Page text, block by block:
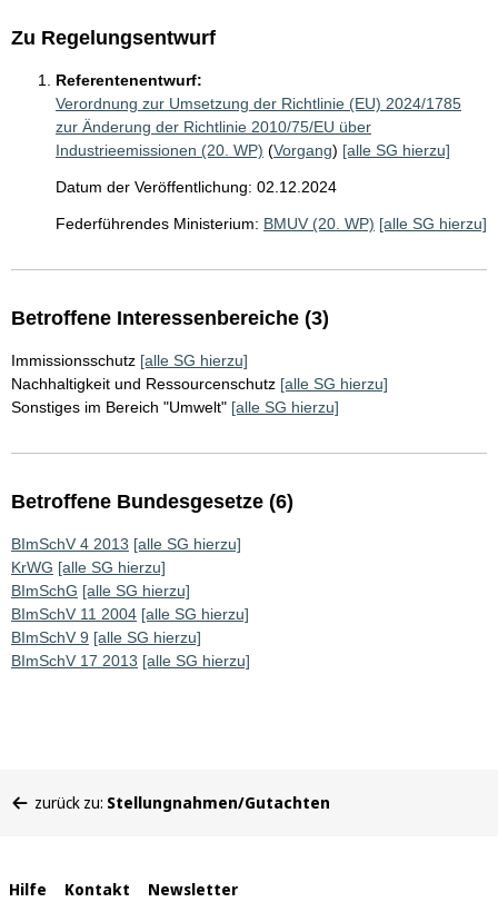
Zu Regelungsentwurf
Referentenentwurf:
Verordnung zur Umsetzung der Richtlinie (EU) 2024/1785
zur Änderung der Richtlinie 2010/75/EU über
Industrieemissionen (20. WP) (Vorgang) [alle SG hierzu]
Datum der Veröffentlichung: 02.12.2024
Federführendes Ministerium: BMUV (20. WP) [alle SG hierzu]
Betroffene Interessenbereiche (3)
Immissionsschutz [alle SG hierzu]
Nachhaltigkeit und Ressourcenschutz [alle SG hierzu]
Sonstiges im Bereich "Umwelt" [alle SG hierzu]
Betroffene Bundesgesetze (6)
BImSchV 4 2013 [alle SG hierzu]
KrWG [alle SG hierzu]
BImSchG [alle SG hierzu]
BImSchV 11 2004 [alle SG hierzu]
BImSchV 9 [alle SG hierzu]
BImSchV 17 2013 [alle SG hierzu]
befinden
zurück zu: Stellungnahmen/Gutachten
Interne
Hilfe Kontakt Newsletter